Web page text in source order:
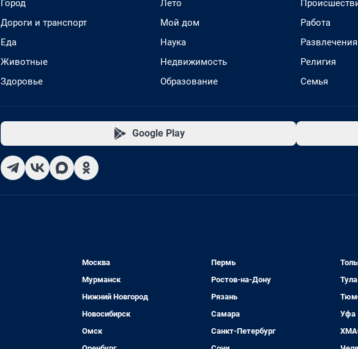
Город
Дороги и транспорт
Еда
Животные
Здоровье
Лето
Мой дом
Наука
Недвижимость
Образование
Работа
Развлечения
Религия
Семья
Google Play
Москва
Мурманск
Нижний Новгород
Новосибирск
Омск
Пермь
Ростов-на-Дону
Рязань
Самара
Санкт-Петербург
Тула
Уфа